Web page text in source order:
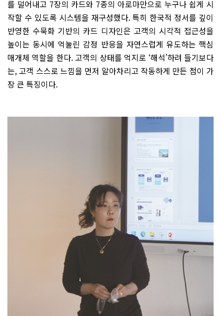
를 덜어내고 7장의 카드와 7종의 아로마만으로 누구나 쉽게 시
작할 수 있도록 시스템을 재구성했다. 특히 한국적 정서를 깊이
반영한 수묵화 기반의 카드 디자인은 고객의 시각적 접근성을
높이는 동시에 억눌린 감정 반응을 자연스럽게 유도하는 핵심
매개체 역할을 한다. 고객의 상태를 억지로 ‘해석’하려 들기보다
는, 고객 스스로 느낌을 먼저 알아차리고 작동하게 만든 점이 가
장 큰 특징이다.